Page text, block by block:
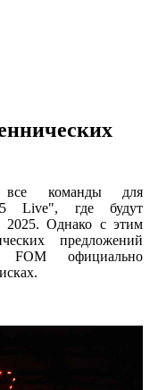
все команды для
Live", где будут
2025. Однако с этим
предложений
FOM официально